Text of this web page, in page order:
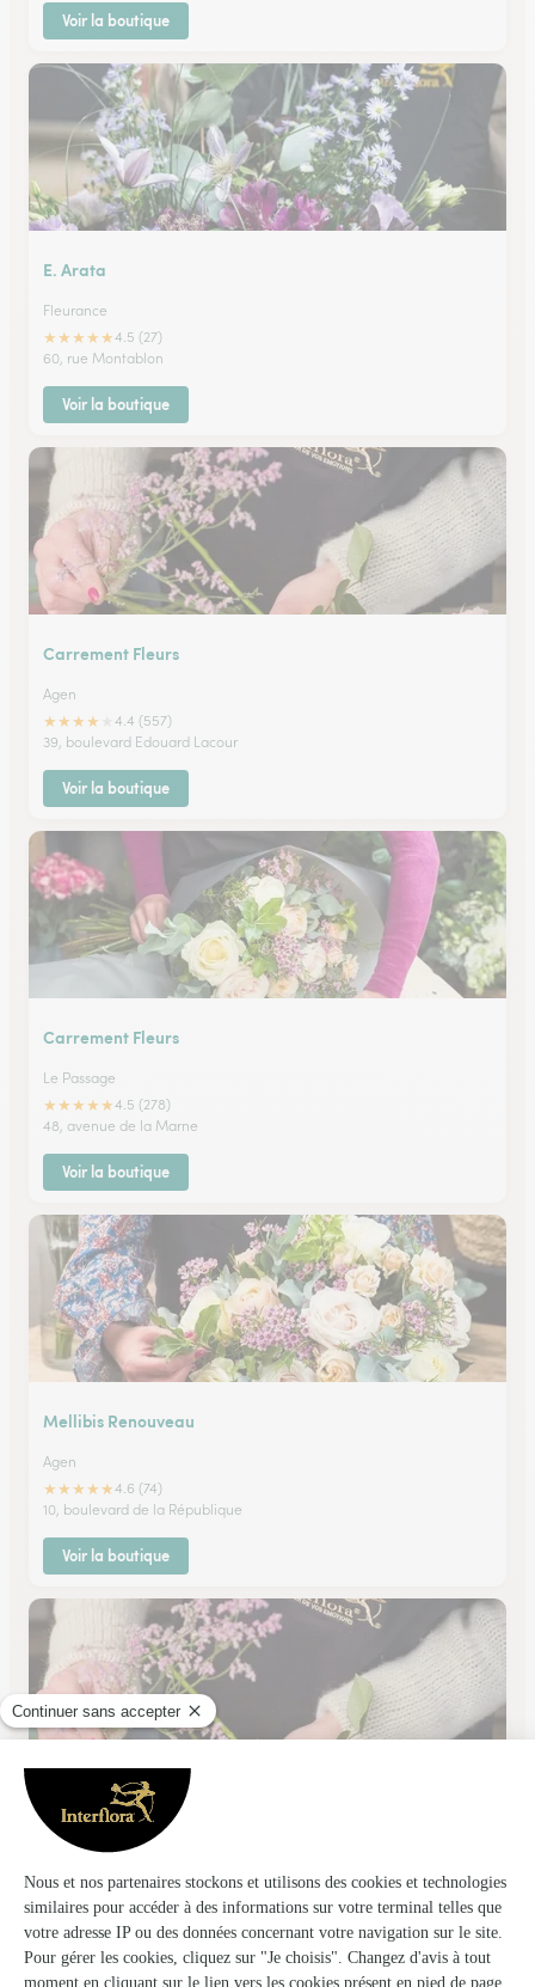
Voir la boutique
E. Arata
Fleurance
★★★★★4.5 (27)
60, rue Montablon
Voir la boutique
Carrement Fleurs
Agen
★★★★
4.4 (557)
39, boulevard Edouard Lacour
Voir la boutique
Carrement Fleurs
Le Passage
★★★★★4.5 (278)
48, avenue de la Marne
Voir la boutique
Mellibis Renouveau
Agen
★★★★★4.6 (74)
10, boulevard de la République
Voir la boutique
Abelia Deco
Agen
★
4.4 (45)
10 place Jean-Baptiste Durand
Voir la boutique